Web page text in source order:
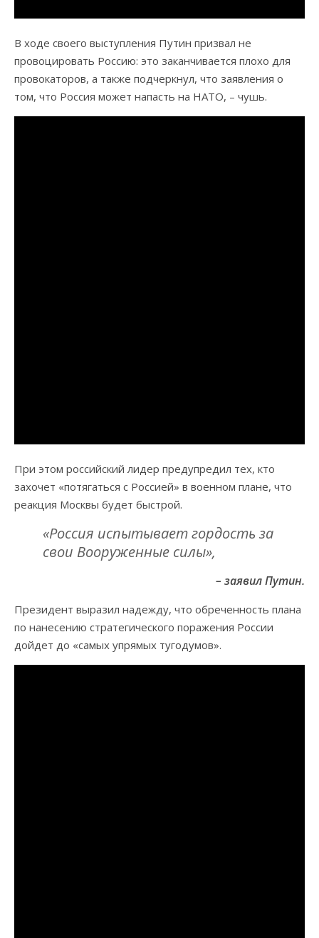
В ходе своего выступления Путин призвал не
провоцировать Россию: это заканчивается плохо для
провокаторов, а также подчеркнул, что заявления о
том, что Россия может напасть на НАТО, – чушь.
При этом российский лидер предупредил тех, кто
захочет «потягаться с Россией» в военном плане, что
реакция Москвы будет быстрой.
«Россия испытывает гордость за
свои Вооруженные силы»,
– заявил Путин.
Президент выразил надежду, что обреченность плана
по нанесению стратегического поражения России
дойдет до «самых упрямых тугодумов».